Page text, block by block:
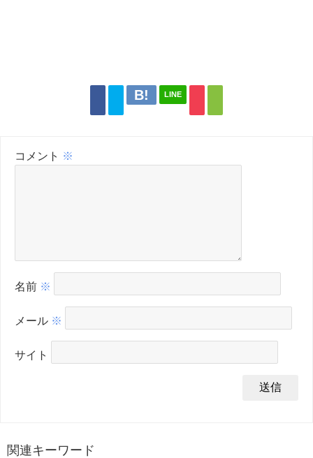
LINE
コメント ※
名前 ※
メール ※
サイト
関連キーワード